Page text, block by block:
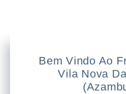
Bem Vindo Ao
Vila Nova